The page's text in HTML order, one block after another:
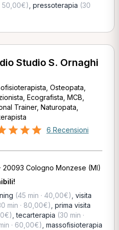
50,00€) pressoterapia (30
Studio S. Ornaghi
Osteopata,
Ecografista, MCB,
Trainer, Naturopata,
6 Recensioni
20093 Cologno Monzese (MI)
(45 min · 40,00€) visita
min · 80,00€) prima visita
,tecarterapia (30 min ·
· 60,00€) massofisioterapia